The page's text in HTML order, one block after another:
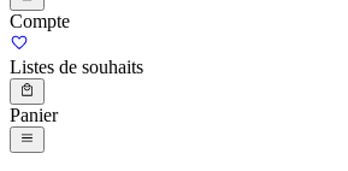
Compte
Listes de souhaits
Panier